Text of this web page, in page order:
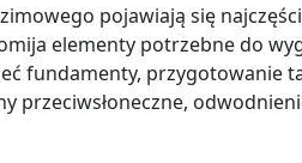
pojawiają się
elementy potrzebne do
fundamenty, przygotowanie
przeciwsłoneczne,